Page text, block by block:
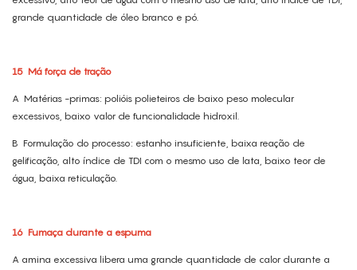
grande quantidade de óleo branco e pó.
15 Má força de tração
A Matérias -primas: polióis polieteiros de baixo peso molecular
excessivos, baixo valor de funcionalidade hidroxil.
B Formulação do processo: estanho insuficiente, baixa reação de
gelificação, alto índice de TDI com o mesmo uso de lata, baixo teor de
água, baixa reticulação.
16 Fumaça durante a espuma
A amina excessiva libera uma grande quantidade de calor durante a